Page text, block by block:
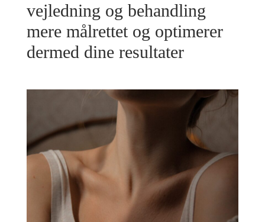
vejledning og behandling
mere målrettet og optimerer
dermed dine resultater